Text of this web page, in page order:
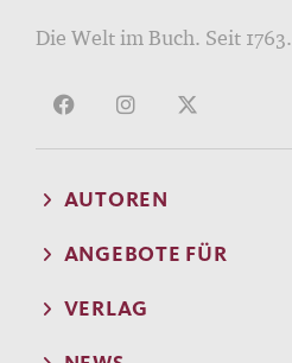
Die Welt im Buch. Seit 1763.
AUTOREN
ANGEBOTE FÜR
VERLAG